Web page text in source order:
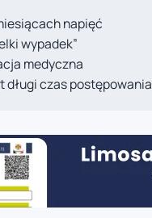
napięć
wypadek”
medyczna
długi czas postępowania